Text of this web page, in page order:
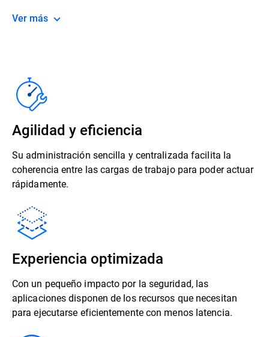
Ver más
Agilidad y eficiencia
Su administración sencilla y centralizada facilita la
coherencia entre las cargas de trabajo para poder actuar
rápidamente.
Experiencia optimizada
Con un pequeño impacto por la seguridad, las
aplicaciones disponen de los recursos que necesitan
para ejecutarse eficientemente con menos latencia.